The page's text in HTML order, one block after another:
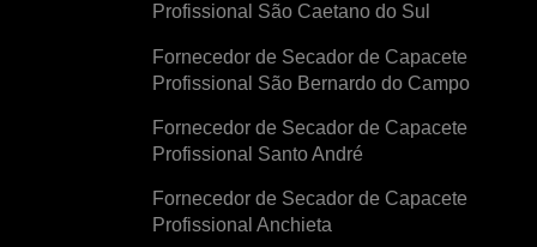
Profissional São Caetano do Sul
Fornecedor de Secador de Capacete
Profissional São Bernardo do Campo
Fornecedor de Secador de Capacete
Profissional Santo André
Fornecedor de Secador de Capacete
Profissional Anchieta